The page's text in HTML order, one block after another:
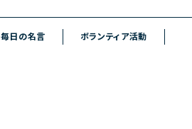
毎日の名言 ボランティア活動